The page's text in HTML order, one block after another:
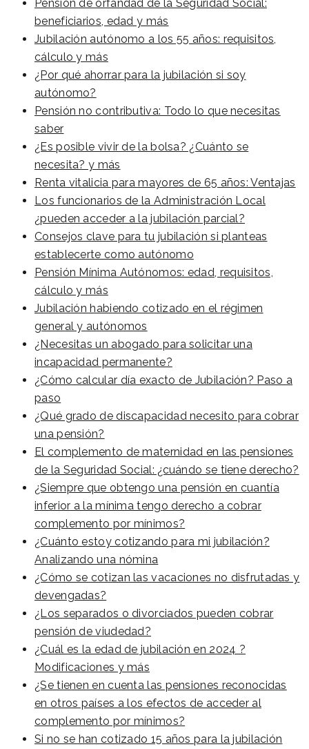
Pensión de orfandad de la Seguridad Social:
beneficiarios, edad y más
Jubilación autónomo a los 55 años: requisitos,
cálculo y más
¿Por qué ahorrar para la jubilación si soy
autónomo?
Pensión no contributiva: Todo lo que necesitas
saber
¿Es posible vivir de la bolsa? ¿Cuánto se
necesita? y más
Renta vitalicia para mayores de 65 años: Ventajas
Los funcionarios de la Administración Local
¿pueden acceder a la jubilación parcial?
Consejos clave para tu jubilación si planteas
establecerte como autónomo
Pensión Mínima Autónomos: edad, requisitos,
cálculo y más
Jubilación habiendo cotizado en el régimen
general y autónomos
¿Necesitas un abogado para solicitar una
incapacidad permanente?
¿Cómo calcular día exacto de Jubilación? Paso a
paso
¿Qué grado de discapacidad necesito para cobrar
una pensión?
El complemento de maternidad en las pensiones
de la Seguridad Social: ¿cuándo se tiene derecho?
¿Siempre que obtengo una pensión en cuantía
inferior a la mínima tengo derecho a cobrar
complemento por mínimos?
¿Cuánto estoy cotizando para mi jubilación?
Analizando una nómina
¿Cómo se cotizan las vacaciones no disfrutadas y
devengadas?
¿Los separados o divorciados pueden cobrar
pensión de viudedad?
¿Cuál es la edad de jubilación en 2024 ?
Modificaciones y más
¿Se tienen en cuenta las pensiones reconocidas
en otros países a los efectos de acceder al
complemento por mínimos?
Si no se han cotizado 15 años para la jubilación